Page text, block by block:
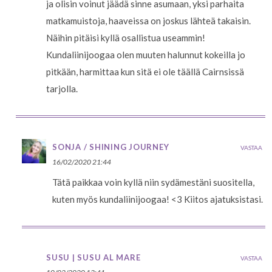
ja olisin voinut jäädä sinne asumaan, yksi parhaita
matkamuistoja, haaveissa on joskus lähteä takaisin.
Näihin pitäisi kyllä osallistua useammin!
Kundaliinijoogaa olen muuten halunnut kokeilla jo
pitkään, harmittaa kun sitä ei ole täällä Cairnsissä
tarjolla.
SONJA / SHINING JOURNEY
16/02/2020 21:44
Tätä paikkaa voin kyllä niin sydämestäni suositella,
kuten myös kundaliinijoogaa! <3 Kiitos ajatuksistasi.
VASTAA
SUSU | SUSU AL MARE VASTAA